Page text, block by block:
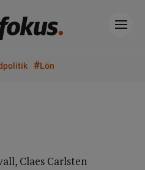
#Lön
Claes Carlsten